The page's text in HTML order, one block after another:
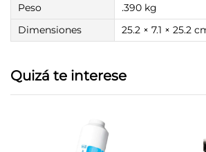
Peso
.390 kg
Dimensiones
25.2 × 7.1 × 25.2
Quizá te interese